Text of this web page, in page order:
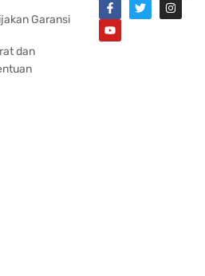
Garansi
dan